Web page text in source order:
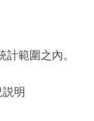
範圍之內。
明